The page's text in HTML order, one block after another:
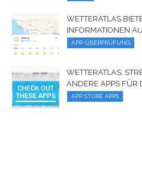
WETTERATLAS
INFORMATIONEN
APP-ÜBERPRÜFUNG
WETTERATLAS,
ANDERE APPS FÜR
APP STORE APPS